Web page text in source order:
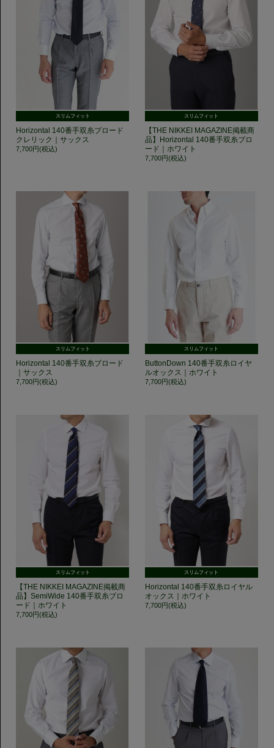
スリムフィット
Horizontal 140番手双糸ブロード
クレリック｜サックス
7,700円(税込)
スリムフィット
【THE NIKKEI MAGAZINE掲載商
品】Horizontal 140番手双糸ブロ
ード｜ホワイト
7,700円(税込)
スリムフィット
Horizontal 140番手双糸ブロード
｜サックス
7,700円(税込)
スリムフィット
ButtonDown 140番手双糸ロイヤ
ルオックス｜ホワイト
7,700円(税込)
スリムフィット
【THE NIKKEI MAGAZINE掲載商
品】SemiWide 140番手双糸ブロ
ード｜ホワイト
7,700円(税込)
スリムフィット
Horizontal 140番手双糸ロイヤル
オックス｜ホワイト
7,700円(税込)